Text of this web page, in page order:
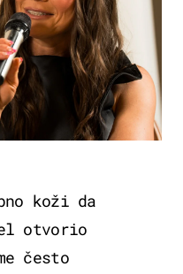
koži da
otvorio
često